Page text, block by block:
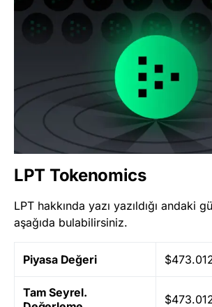
LPT Tokenomics
LPT hakkında yazı yazıldığı andaki
aşağıda bulabilirsiniz.
Piyasa Değeri
Tam Seyrel.